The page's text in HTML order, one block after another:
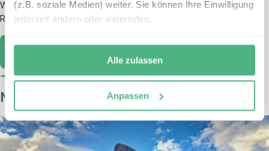
(z.B. soziale Medien) weiter. Sie können Ihre Einwilligung
jederzeit ändern oder widerrufen.
Alle zulassen
Anpassen
Wunder rund um Rotorua . Wie viele Schafe Sie wohl auf Ihrer
Reise zählen?
Norwegen